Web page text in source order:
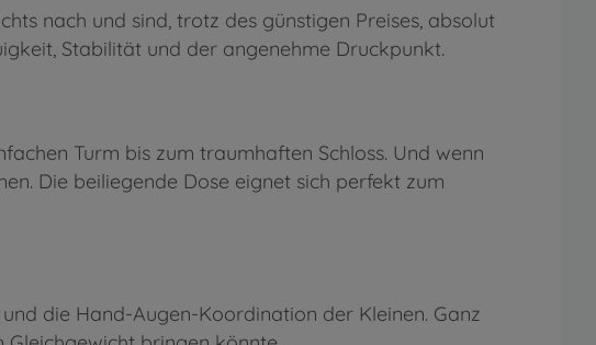
nach und sind, trotz des günstigen Preises, absolut
Stabilität und der angenehme Druckpunkt.
Turm bis zum traumhaften Schloss. Und wenn
Die beiliegende Dose eignet sich perfekt zum
die Hand-Augen-Koordination der Kleinen. Ganz